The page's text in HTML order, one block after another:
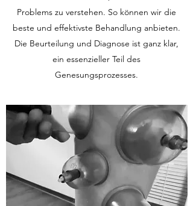
Problems zu verstehen. So können wir die
beste und effektivste Behandlung anbieten.
Die Beurteilung und Diagnose ist ganz klar,
ein essenzieller Teil des
Genesungsprozesses.